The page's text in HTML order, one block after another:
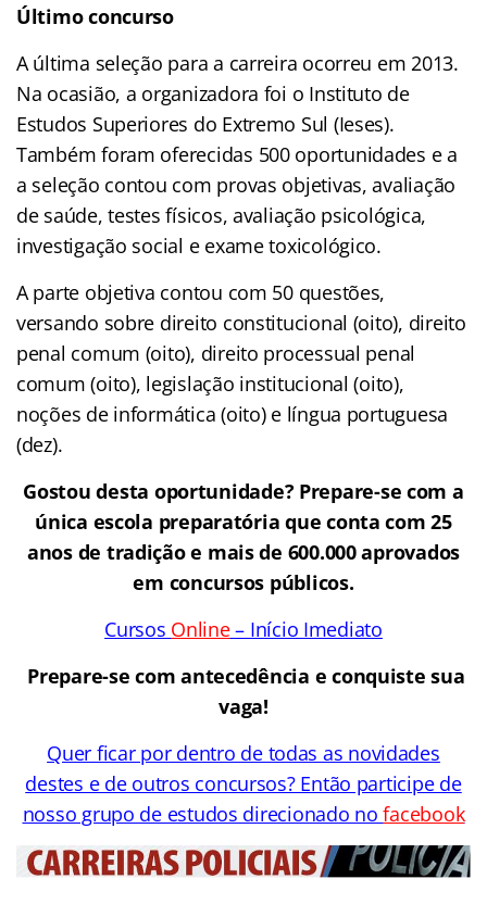
Último concurso
A última seleção para a carreira ocorreu em 2013.
Na ocasião, a organizadora foi o Instituto de
Estudos Superiores do Extremo Sul (Ieses).
Também foram oferecidas 500 oportunidades e a
a seleção contou com provas objetivas, avaliação
de saúde, testes físicos, avaliação psicológica,
investigação social e exame toxicológico.
A parte objetiva contou com 50 questões,
versando sobre direito constitucional (oito), direito
penal comum (oito), direito processual penal
comum (oito), legislação institucional (oito),
noções de informática (oito) e língua portuguesa
(dez).
Gostou desta oportunidade? Prepare-se com a
única escola preparatória que conta com 25
anos de tradição e mais de 600.000 aprovados
em concursos públicos.
Cursos Online– Início Imediato
Prepare-se com antecedência e conquiste sua
vaga!
Quer ficar por dentro de todas as novidades
destes e de outros concursos? Então participe de
nosso grupo de estudos direcionado nofacebook